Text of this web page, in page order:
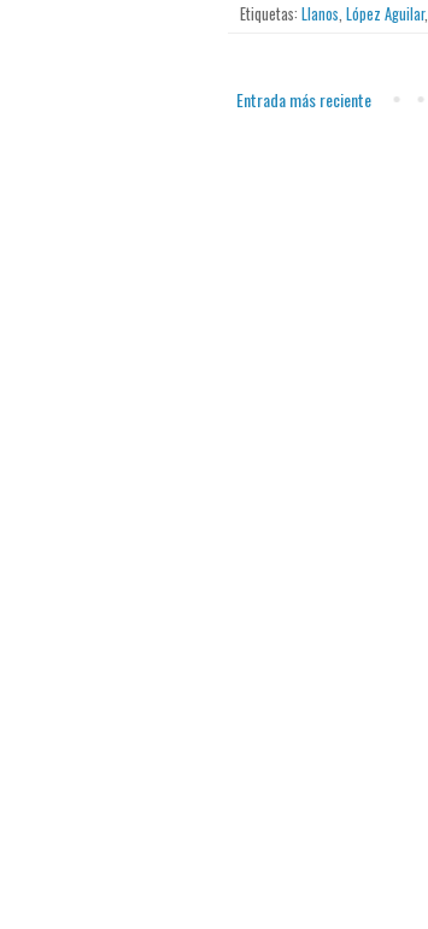
Etiquetas: Llanos, López Aguilar,
Entrada más reciente